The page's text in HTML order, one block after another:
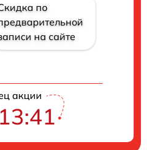
по
на сайте
акции